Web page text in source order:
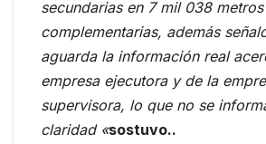
secundarias en 7 mil 038
complementarias, además
aguarda la información real
empresa ejecutora y de la
supervisora, lo que no se
claridad «sostuvo..